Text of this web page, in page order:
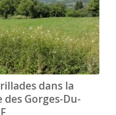
dans la
Gorges-Du-